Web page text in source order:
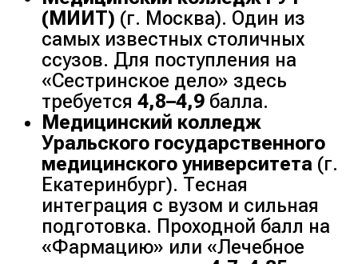
(МИИТ) (г. Москва). Один из
самых известных столичных
ссузов. Для поступления на
«Сестринское дело» здесь
требуется4,8–4,9 балла.
Медицинский колледж
Уральского государственного
медицинского университета (г.
Екатеринбург). Тесная
интеграция с вузом и сильная
подготовка. Проходной балл на
«Фармацию» или «Лечебное